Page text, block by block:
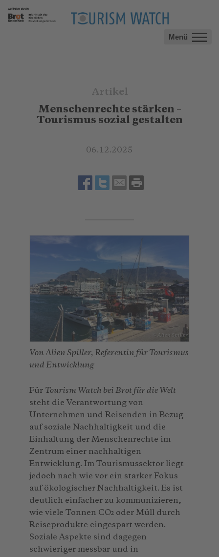
Menü
Artikel
Menschenrechte stärken –
Tourismus sozial gestalten
06.12.2025
© Alien Spiller
Von Alien Spiller, Referentin für Tourismus
und Entwicklung
Für Tourism Watch bei Brot für die Welt
steht die Verantwortung von
Unternehmen und Reisenden in Bezug
auf soziale Nachhaltigkeit und die
Einhaltung der Menschenrechte im
Zentrum einer nachhaltigen
Entwicklung. Im Tourismussektor liegt
jedoch nach wie vor ein starker Fokus
auf ökologischer Nachhaltigkeit. Es ist
deutlich einfacher zu kommunizieren,
wie viele Tonnen CO₂ oder Müll durch
Reiseprodukte eingespart werden.
Soziale Aspekte sind dagegen
schwieriger messbar und in